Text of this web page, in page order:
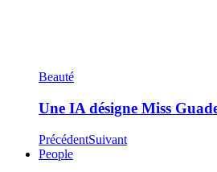
Beauté
Une IA désigne Miss
PrécédentSuivant
People